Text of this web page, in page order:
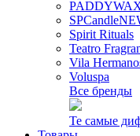
SPCandle
Spirit Rituals
Teatro
Vila
Voluspa
Все бренды
Те самые